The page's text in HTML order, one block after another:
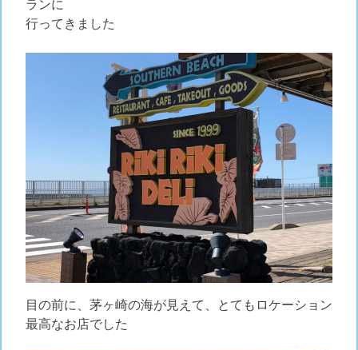
ランに
行ってきました
目の前に、茅ヶ崎の海が見えて、とてもロケーション
最高なお店でした